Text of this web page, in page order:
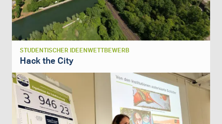
STUDENTISCHER IDEENWETTBEWERB
Hack the City